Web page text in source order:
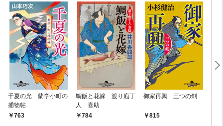
千夏の光 蘭学小町の
捕物帖
763
鯛飯と花嫁 渡り庖丁
人 喜助
784
御家再興 三つの剣
815